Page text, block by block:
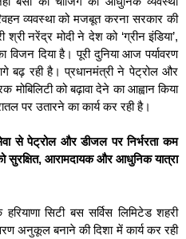
व्यवस्था को मजबूत करना सरकार की
नरेंद्र मोदी ने देश को ‘ग्रीन इंडिया’,
दिया है। पूरी दुनिया आज पर्यावरण
बढ़ रही है। प्रधानमंत्री ने पेट्रोल और
को बढ़ावा देने का आह्वान किया
पर उतारने का कार्य कर रही है।
से पेट्रोल और डीजल पर निर्भरता कम
सुरक्षित, आरामदायक और आधुनिक यात्रा
सिटी बस सर्विस लिमिटेड शहरी
अनुकूल बनाने की दिशा में कार्य कर रही